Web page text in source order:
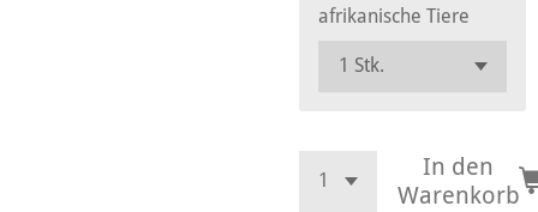
afrikanische Tiere
In den
Warenkorb